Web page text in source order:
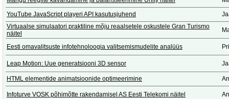
YouTube JavaScript playeri API kasutusjuhend
Virtuaalse simulaatori praktiline mõju reaalsetele oskustele Gran Turismo
näitel
Eesti omavalitsuste infotehnoloogia valitsemismudelite analüüs
Leap Motion: Uue generatsiooni 3D sensor
HTML elementide animatsioonide optimeerimine
Infoturve VOSK põhimõtte rakendamisel AS Eesti Telekomi näitel